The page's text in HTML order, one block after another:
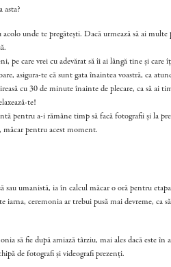
asta?
unde te pregătești. Dacă urmează să ai
pe care vrei cu adevărat să îi ai lângă tine și care
asigura-te că sunt gata înaintea voastră, ca
cu 30 de minute înainte de plecare, ca să ai
te!
pentru a-i rămâne timp să facă fotografii și la
măcar pentru acest moment.
sau umanistă, ia în calcul măcar o oră pentru etapa
iarna, ceremonia ar trebui pusă mai devreme,
să fie după amiază târziu, mai ales dacă este
de fotografi și videografi prezenți.